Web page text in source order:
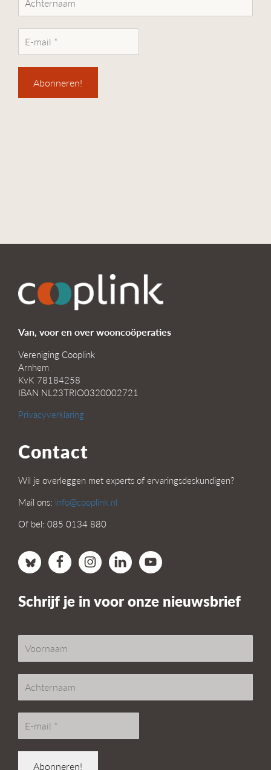
Van, voor en over wooncoöperaties
Vereniging Cooplink
Arnhem
KvK 78184258
IBAN NL23TRIO0320002721
Privacyverklaring
Contact
Wil je overleggen met experts of ervaringsdeskundigen?
Mail ons: info@cooplink.nl
Of bel: 085 0134 880
Schrijf je in voor onze nieuwsbrief